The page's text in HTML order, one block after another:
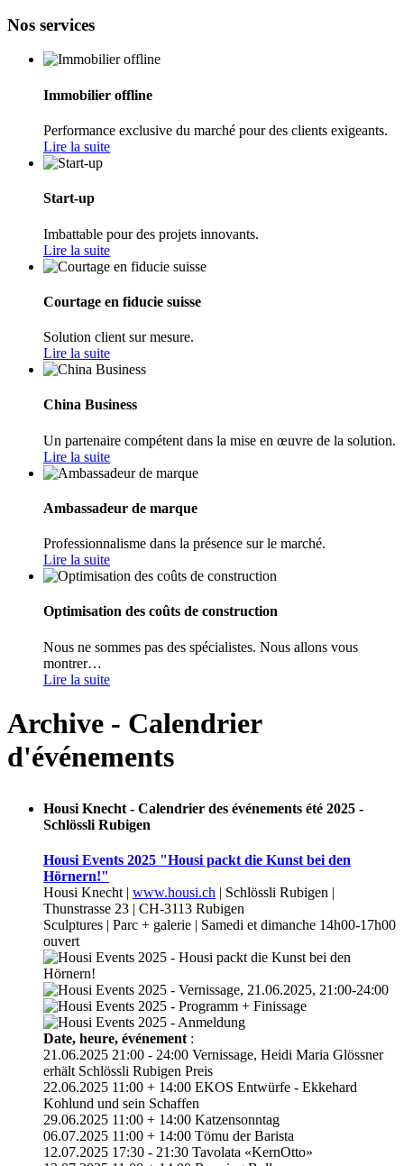
Nos services
Immobilier offline
Performance exclusive du marché pour des clients exigeants.
Lire la suite
Start-up
Imbattable pour des projets innovants.
Lire la suite
Courtage en fiducie suisse
Solution client sur mesure.
Lire la suite
China Business
Un partenaire compétent dans la mise en œuvre de la solution.
Lire la suite
Ambassadeur de marque
Professionnalisme dans la présence sur le marché.
Lire la suite
Optimisation des coûts de construction
Nous ne sommes pas des spécialistes. Nous allons vous
montrer…
Lire la suite
Archive - Calendrier
d'événements
Housi Knecht - Calendrier des événements été 2025 -
Schlössli Rubigen
Housi Events 2025 "Housi packt die Kunst bei den
Hörnern!"
Housi Knecht | www.housi.ch | Schlössli Rubigen |
Thunstrasse 23 | CH-3113 Rubigen
Sculptures | Parc + galerie | Samedi et dimanche 14h00-17h00
ouvert
Date, heure, événement :
21.06.2025 21:00 - 24:00 Vernissage, Heidi Maria Glössner
erhält Schlössli Rubigen Preis
22.06.2025 11:00 + 14:00 EKOS Entwürfe - Ekkehard
Kohlund und sein Schaffen
29.06.2025 11:00 + 14:00 Katzensonntag
06.07.2025 11:00 + 14:00 Tömu der Barista
12.07.2025 17:30 - 21:30 Tavolata «KernOtto»